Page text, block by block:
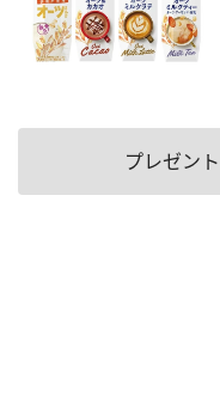
プレゼン